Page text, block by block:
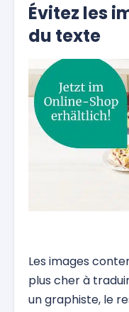
Évitez les
du texte
Les images
plus cher à
un graphiste, le